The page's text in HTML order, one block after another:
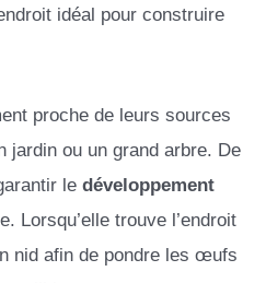
idéal pour construire
proche de leurs sources
jardin ou un grand arbre. De
le développement
Lorsqu’elle trouve l’endroit
nid afin de pondre les œufs